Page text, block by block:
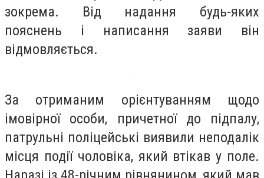
зокрема. Від надання будь-яких
пояснень і написання заяви він
відмовляється.
За отриманим орієнтуванням щодо
імовірної особи, причетної до підпалу,
патрульні поліцейські виявили неподалік
місця події чоловіка, який втікав у поле.